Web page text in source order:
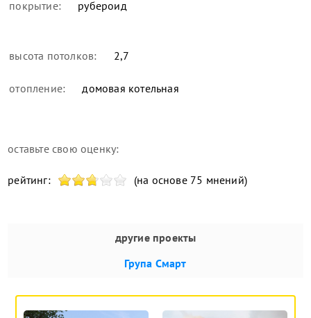
покрытие: рубероид
высота потолков: 2,7
отопление: домовая котельная
оставьте свою оценку:
рейтинг: (на основе 75 мнений)
другие проекты
Група Смарт